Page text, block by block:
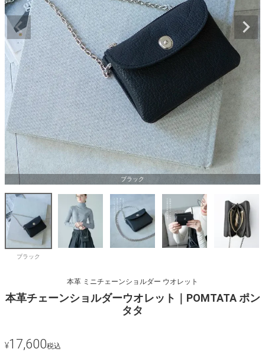
ブラック
ブラック
本革 ミニチェーンショルダー ウオレット
本革チェーンショルダーウオレット｜POMTATA ポン
タタ
¥17,600税込